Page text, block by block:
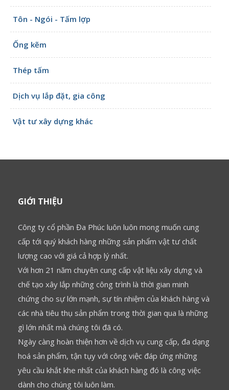
Tôn - Ngói - Tấm lợp
Ống kẽm
Thép tấm
Dịch vụ lắp đặt, gia công
Vật tư xây dựng khác
GIỚI THIỆU
Công ty cổ phần Đa Phúc luôn luôn mong muốn cung
cấp tới quý khách hàng những sản phẩm vật tư chất
lượng cao với giá cả hợp lý nhất.
Với hơn 21 năm chuyên cung cấp vật liệu xây dựng và
chế tạo xây lắp những công trình là thời gian minh
chứng cho sự lớn mạnh, sự tín nhiệm của khách hàng và
các nhà tiêu thụ sản phẩm trong thời gian qua là những
gì lớn nhất mà chúng tôi đã có.
Ngày càng hoàn thiện hơn về dịch vụ cung cấp, đa dạng
hoá sản phẩm, tận tụy với công việc đáp ứng những
yêu cầu khắt khe nhất của khách hàng đó là công việc
dành cho chúng tôi luôn làm.